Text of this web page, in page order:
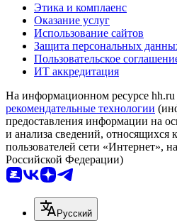
Этика и комплаенс
Оказание услуг
Использование сайтов
Защита персональных
Пользовательское
ИТ аккредитация
На информационном ресурсе hh.ru
рекомендательные технологии
предоставления информации на
и анализа сведений, относящихся
пользователей сети «Интернет»,
Российской Федерации)
Русский